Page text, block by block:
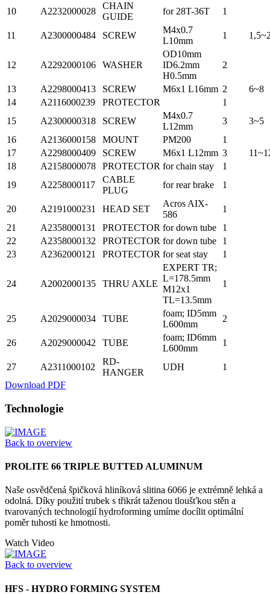
10 A2232000028
CHAIN
GUIDE
for 28T-36T 1
11 A2300000484 SCREW
M4x0.7
L10mm
1
12 A2292000106 WASHER
OD10mm
ID6.2mm
H0.5mm
2
13 A2298000413 SCREW M6x1 L16mm 2
6~8
14
A2116000239 PROTECTOR
1
15
A2300000318 SCREW
M4x0.7
L12mm
3
3~5
16
A2136000158 MOUNT PM200
1
17
A2298000409 SCREW M6x1 L12mm 3
18
A2158000078 PROTECTOR for chain stay
1
19
A2258000117
CABLE
PLUG
for rear brake 1
20 A2191000231 HEAD SET
Acros AIX-
586
1
21
A2358000131 PROTECTOR for down tube
1
22
A2358000132 PROTECTOR for down tube
1
23
A2362000121 PROTECTOR for seat stay 1
24 A2002000135 THRU AXLE
EXPERT TR;
L=178.5mm
M12x1
TL=13.5mm
1
25 A2029000034 TUBE
foam; ID5mm
L600mm
2
26 A2029000042 TUBE
foam; ID6mm
L600mm
1
27 A2311000102
RD-
HANGER
UDH
1
Download PDF
Technologie
Back to overview
PROLITE 66 TRIPLE BUTTED ALUMINUM
Naše osvědčená špičková hliníková slitina 6066 je extrémně lehká a
odolná. Díky použití trubek s třikrát taženou tloušťkou stěn a
tvarovaných technologií hydroforming umíme docílit optimální
poměr tuhosti ke hmotnosti.
Watch Video
Back to overview
HFS - HYDRO FORMING SYSTEM